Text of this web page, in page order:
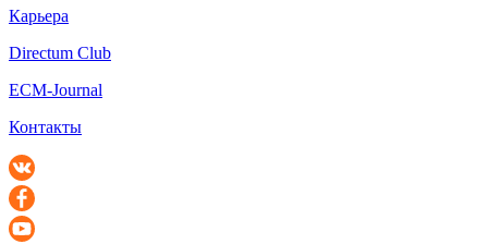
Карьера
Directum Club
ECM-Journal
Контакты